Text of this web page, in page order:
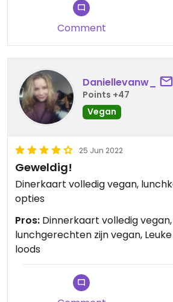
Comment
Daniellevanw_
Points +47
Vegan
25 Jun 2022
Geweldig!
Dinerkaart volledig vegan,
opties
Pros: Dinnerkaart volledig
lunchgerechten zijn vegan,
loods